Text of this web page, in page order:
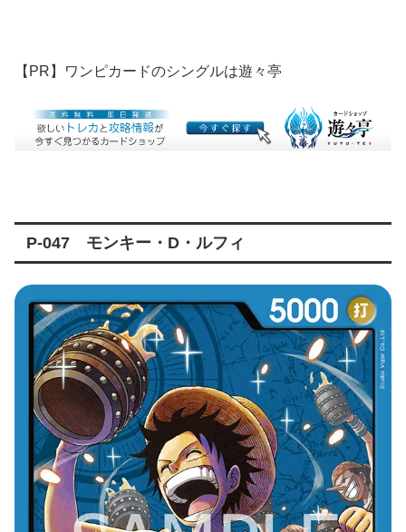
【PR】ワンピカードのシングルは遊々亭
P-047 モンキー・D・ルフィ